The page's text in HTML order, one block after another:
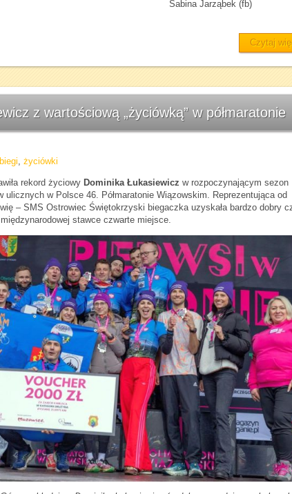
Sabina Jarząbek (fb)
Czytaj
z wartościową „życiówką” w półmaratonie
biegi, życiówki
rekord życiowy Dominika Łukasiewicz w rozpoczynającym sezon
ulicznych w Polsce 46. Półmaratonie Wiązowskim. Reprezentująca od
– SMS Ostrowiec Świętokrzyski biegaczka uzyskała bardzo dobry
stawce czwarte miejsce.